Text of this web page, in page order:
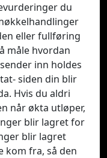
du
eller fullføring
måle hvordan
inn holdes
siden din blir
Hvis du aldri
når økta utløper,
blir lagret for
blir lagret
kom fra, så den